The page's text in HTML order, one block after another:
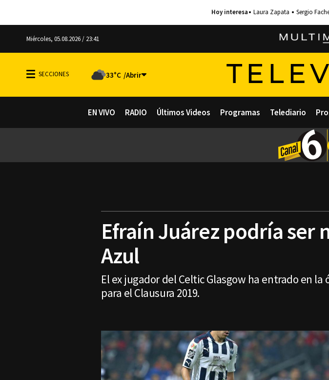
Laura Zapata Sergio
Miércoles, 05.08.2026 / 23:41
33°C
EN VIVO RADIO Últimos Videos Programas Telediario
Efraín Juárez podría ser
Azul
El ex jugador del Celtic Glasgow ha entrado en
para el Clausura 2019.